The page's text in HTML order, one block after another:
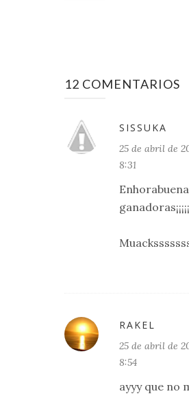
12 COMENTARIOS
SISSUKA
25 de abril de
8:31
ganadoras¡¡¡¡¡
RAKEL
25 de abril de
8:54
ayyy que no